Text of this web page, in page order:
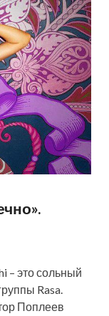
– это сольный
Rasa.
Поплеев